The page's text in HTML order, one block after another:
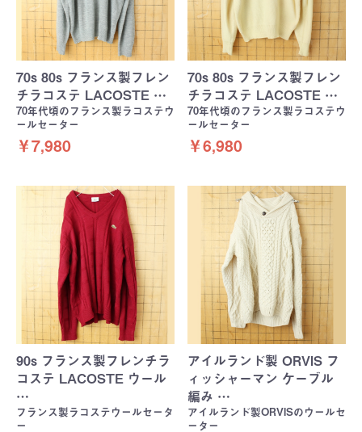
70s 80s フランス製フレン
チラコステ LACOSTE …
70年代頃のフランス製ラコステウ
ールセーター
￥7,980
70s 80s フランス製フレン
チラコステ LACOSTE …
70年代頃のフランス製ラコステウ
ールセーター
￥6,980
90s フランス製フレンチラ
コステ LACOSTE ウール
…
フランス製ラコステウールセータ
ー
アイルランド製 ORVIS フ
ィッシャーマン ケーブル
編み …
アイルランド製ORVISのウールセ
ーター